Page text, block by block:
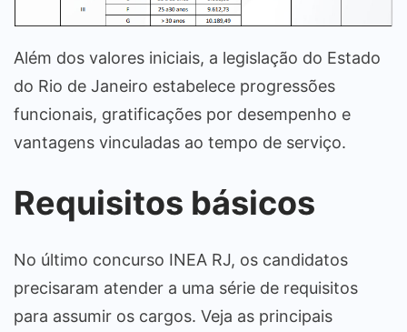
Além dos valores iniciais, a legislação do Estado
do Rio de Janeiro estabelece progressões
funcionais, gratificações por desempenho e
vantagens vinculadas ao tempo de serviço.
Requisitos básicos
No último concurso INEA RJ, os candidatos
precisaram atender a uma série de requisitos
para assumir os cargos. Veja as principais